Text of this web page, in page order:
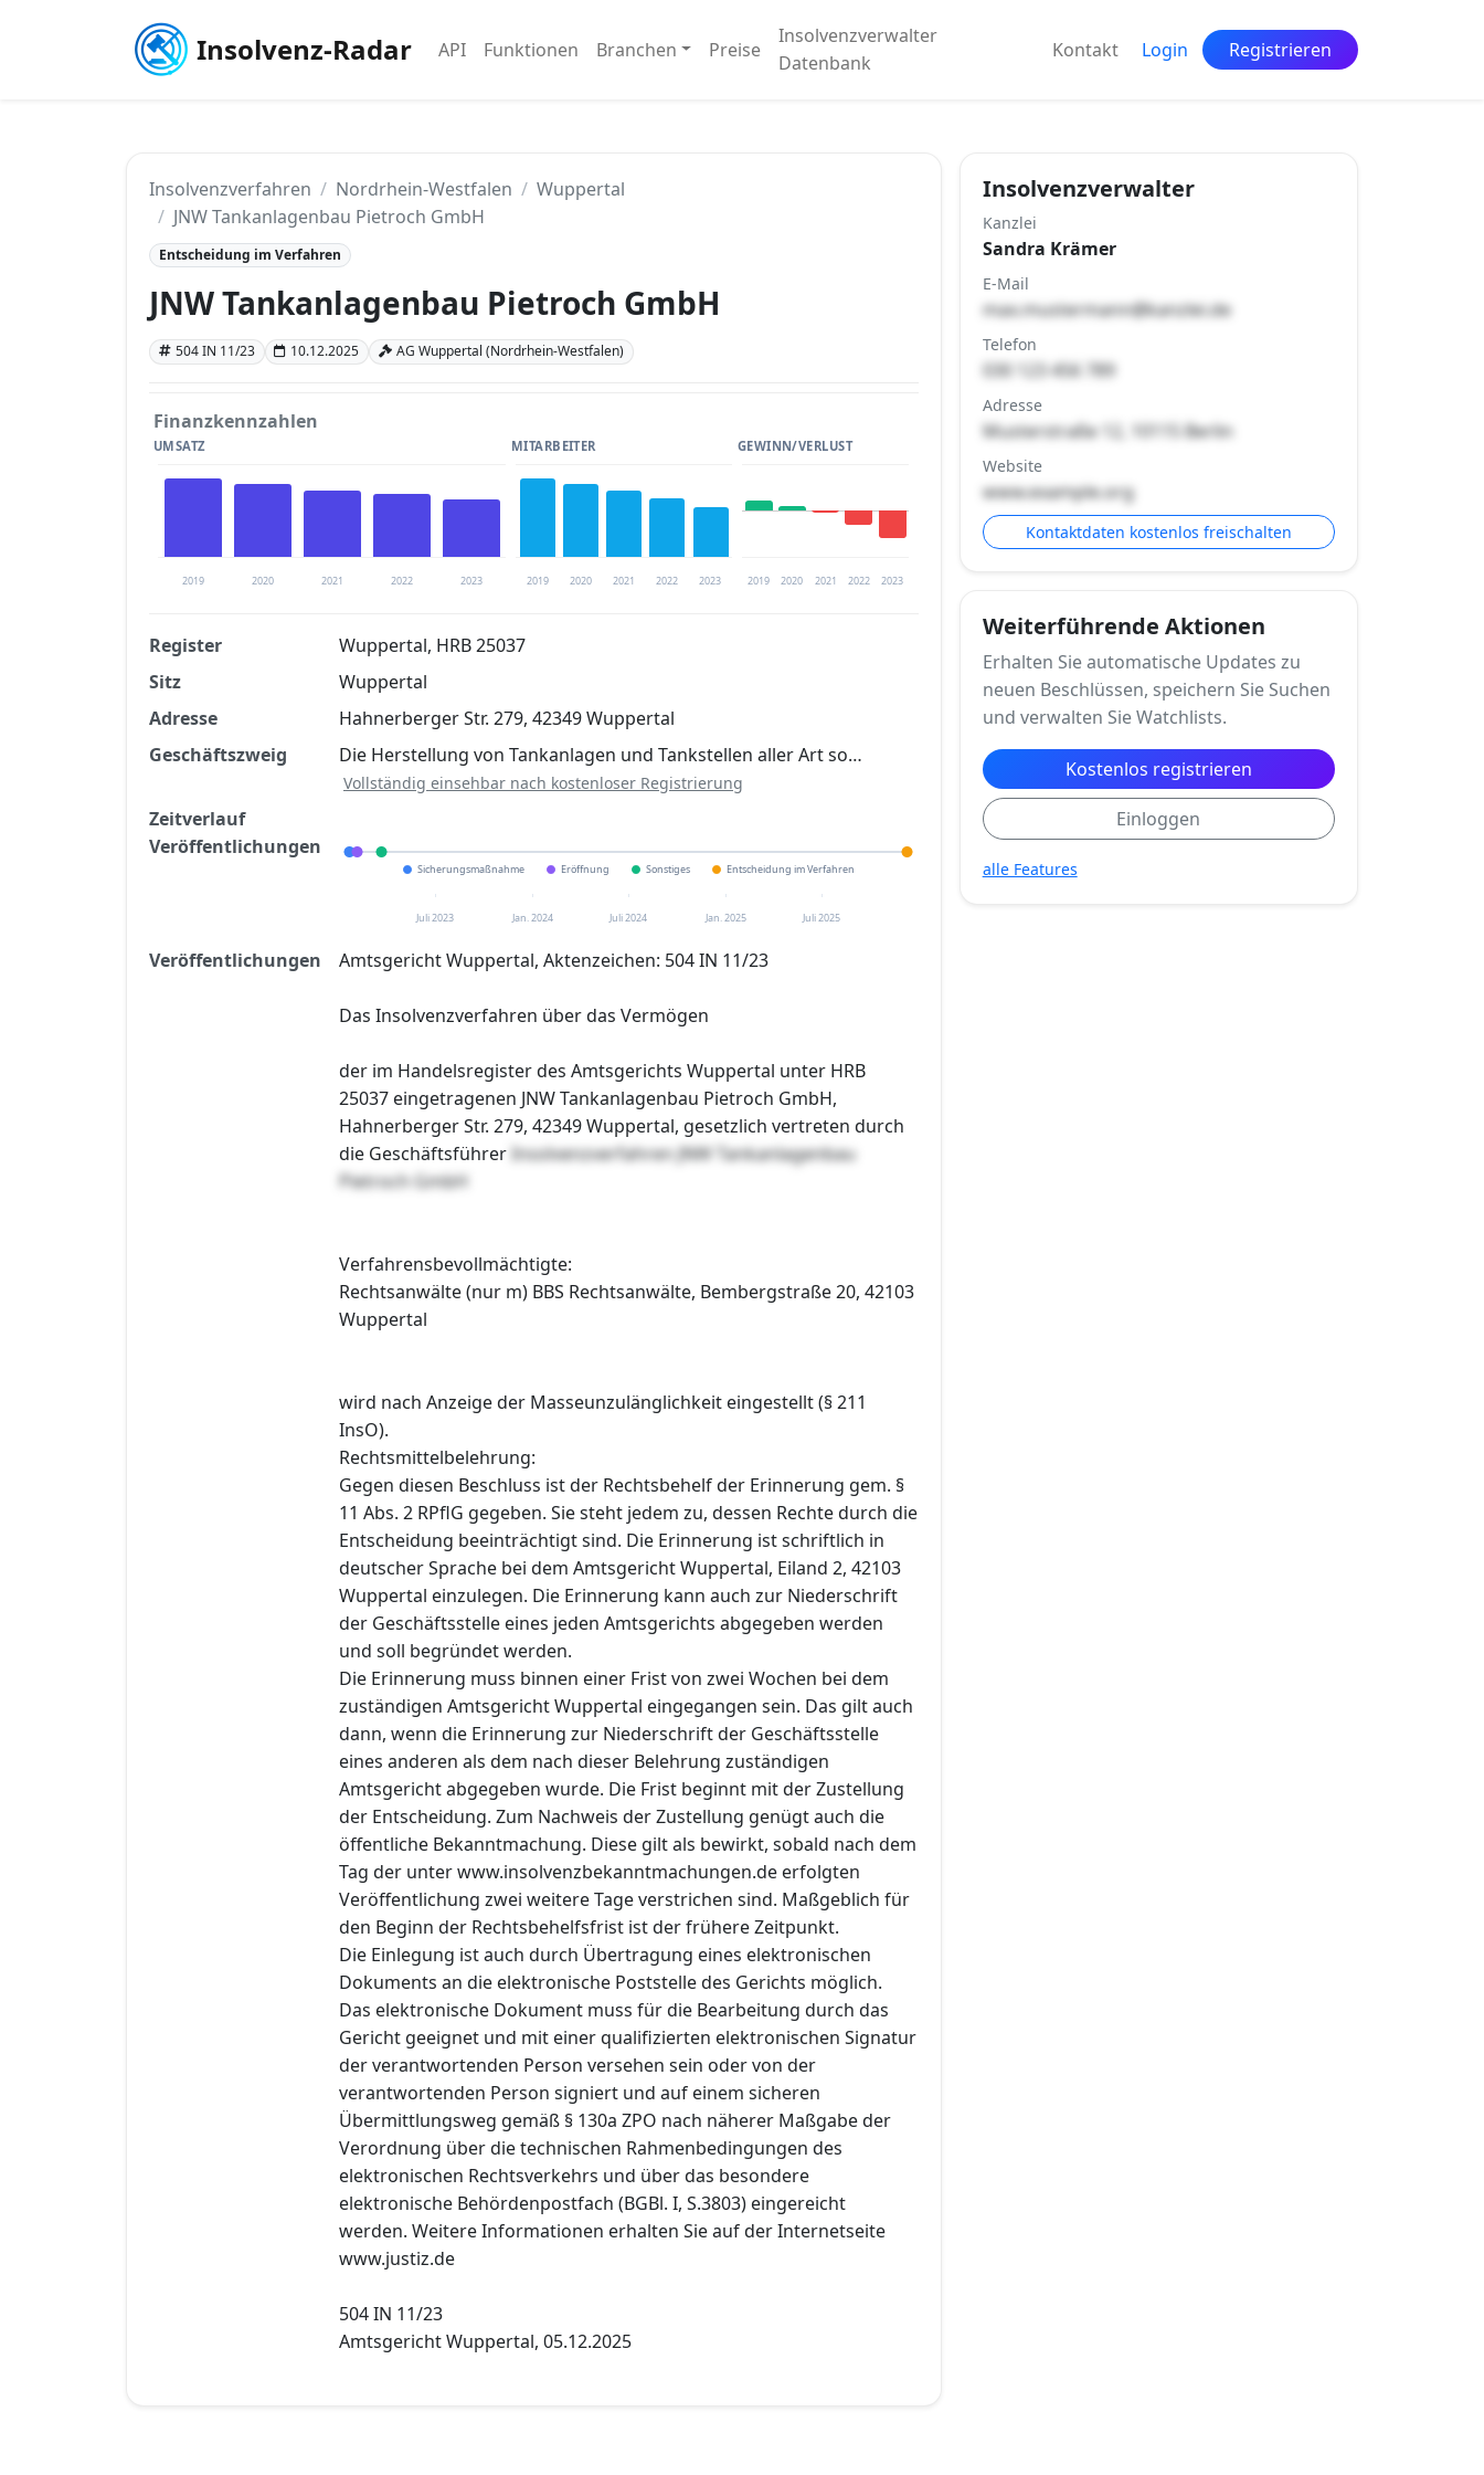
Insolvenz-Radar API Funktionen Branchen Preise
Insolvenzverwalter
Datenbank
Kontakt Login Registrieren
Insolvenzverfahren Nordrhein-Westfalen
Wuppertal
JNW Tankanlagenbau Pietroch GmbH
Entscheidung im Verfahren
JNW Tankanlagenbau Pietroch GmbH
504 IN 11/23 10.12.2025 AG Wuppertal (Nordrhein-Westfalen)
Finanzkennzahlen
UMSATZ
2019 2020 2021 2022 2023
MITARBEITER
2019 2020 2021 2022 2023
GEWINN/VERLUST
2019 2020 2021 2022 2023
Finanzkennzahlen nach kostenloser Registrierung verfügbar
Jetzt kostenlos registrieren
Register
Wuppertal, HRB 25037
Sitz
Wuppertal
Adresse
Hahnerberger Str. 279, 42349 Wuppertal
Geschäftszweig
Die Herstellung von Tankanlagen und Tankstellen aller Art so…
Vollständig einsehbar nach kostenloser Registrierung
Zeitverlauf
Veröffentlichungen
Sicherungsmaßnahme Eröffnung Sonstiges Entscheidung im Verfahren
Juli 2023 Jan. 2024 Juli 2024 Jan. 2025 Juli 2025
Veröffentlichungen Amtsgericht Wuppertal, Aktenzeichen: 504 IN 11/23
Das Insolvenzverfahren über das Vermögen
der im Handelsregister des Amtsgerichts Wuppertal unter HRB
25037 eingetragenen JNW Tankanlagenbau Pietroch GmbH,
Hahnerberger Str. 279, 42349 Wuppertal, gesetzlich vertreten durch
die Geschäftsführer Insolvenzverfahren JNW Tankanlagenbau
Pietroch GmbH
Verfahrensbevollmächtigte:
Rechtsanwälte (nur m) BBS Rechtsanwälte, Bembergstraße 20, 42103
Wuppertal
wird nach Anzeige der Masseunzulänglichkeit eingestellt (§ 211
InsO).
Rechtsmittelbelehrung:
Gegen diesen Beschluss ist der Rechtsbehelf der Erinnerung gem. §
11 Abs. 2 RPflG gegeben. Sie steht jedem zu, dessen Rechte durch die
Entscheidung beeinträchtigt sind. Die Erinnerung ist schriftlich in
deutscher Sprache bei dem Amtsgericht Wuppertal, Eiland 2, 42103
Wuppertal einzulegen. Die Erinnerung kann auch zur Niederschrift
der Geschäftsstelle eines jeden Amtsgerichts abgegeben werden
und soll begründet werden.
Die Erinnerung muss binnen einer Frist von zwei Wochen bei dem
zuständigen Amtsgericht Wuppertal eingegangen sein. Das gilt auch
dann, wenn die Erinnerung zur Niederschrift der Geschäftsstelle
eines anderen als dem nach dieser Belehrung zuständigen
Amtsgericht abgegeben wurde. Die Frist beginnt mit der Zustellung
der Entscheidung. Zum Nachweis der Zustellung genügt auch die
öffentliche Bekanntmachung. Diese gilt als bewirkt, sobald nach dem
Tag der unter www.insolvenzbekanntmachungen.de erfolgten
Veröffentlichung zwei weitere Tage verstrichen sind. Maßgeblich für
den Beginn der Rechtsbehelfsfrist ist der frühere Zeitpunkt.
Die Einlegung ist auch durch Übertragung eines elektronischen
Dokuments an die elektronische Poststelle des Gerichts möglich.
Das elektronische Dokument muss für die Bearbeitung durch das
Gericht geeignet und mit einer qualifizierten elektronischen Signatur
der verantwortenden Person versehen sein oder von der
verantwortenden Person signiert und auf einem sicheren
Übermittlungsweg gemäß § 130a ZPO nach näherer Maßgabe der
Verordnung über die technischen Rahmenbedingungen des
elektronischen Rechtsverkehrs und über das besondere
elektronische Behördenpostfach (BGBl. I, S.3803) eingereicht
werden. Weitere Informationen erhalten Sie auf der Internetseite
www.justiz.de
504 IN 11/23
Amtsgericht Wuppertal, 05.12.2025
Insolvenzverwalter
Kanzlei
Sandra Krämer
E-Mail
max.mustermann@kanzlei.de
Telefon
030 123 456 789
Adresse
Musterstraße 12, 10115 Berlin
Website
www.example.org
Kontaktdaten kostenlos freischalten
Weiterführende Aktionen
Erhalten Sie automatische Updates zu
neuen Beschlüssen, speichern Sie Suchen
und verwalten Sie Watchlists.
Kostenlos registrieren
Einloggen
alle Features